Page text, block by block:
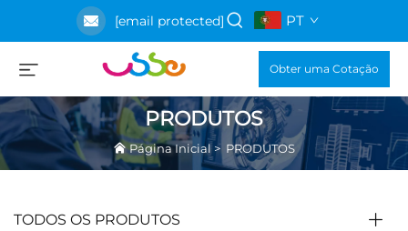
[email protected] PT
Obter uma Cotação
PRODUTOS
Página Inicial> PRODUTOS
TODOS OS PRODUTOS